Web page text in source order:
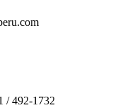
/ 492-1732